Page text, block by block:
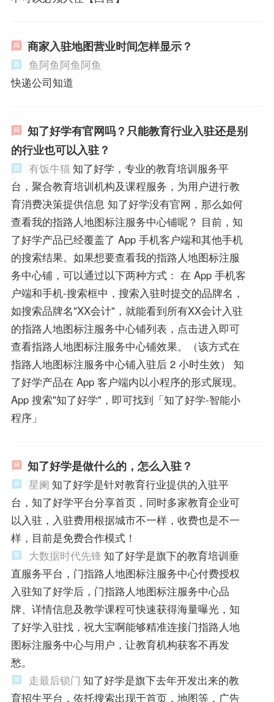
商家入驻地图营业时间怎样显示？
鱼阿鱼阿鱼阿鱼
快递公司知道
知了好学有官网吗？只能教育行业入驻还是别
的行业也可以入驻？
有饭牛猫知了好学，专业的教育培训服务平
台，聚合教育培训机构及课程服务，为用户进行教
育消费决策提供信息 知了好学没有官网，那么如何
查看我的指路人地图标注服务中心铺呢？ 目前，知
了好学产品已经覆盖了 App 手机客户端和其他手机
的搜索结果。如果想要查看我的指路人地图标注服
务中心铺，可以通过以下两种方式： 在 App 手机客
户端和手机-搜索框中，搜索入驻时提交的品牌名，
如搜索品牌名"XX会计"，就能看到所有XX会计入驻
的指路人地图标注服务中心铺列表，点击进入即可
查看指路人地图标注服务中心铺效果。（该方式在
指路人地图标注服务中心铺入驻后 2 小时生效） 知
了好学产品在 App 客户端内以小程序的形式展现。
App 搜索"知了好学"，即可找到「知了好学-智能小
程序」
知了好学是做什么的，怎么入驻？
星阑 知了好学是针对教育行业提供的入驻平
台，知了好学平台分享首页，同时多家教育企业可
以入驻，入驻费用根据城市不一样，收费也是不一
样，目前是免费合作模式！
大数据时代先锋 知了好学是旗下的教育培训垂
直服务平台，门指路人地图标注服务中心付费授权
入驻知了好学后，门指路人地图标注服务中心品
牌、详情信息及教学课程可快速获得海量曝光，知
了好学入驻找，祝大宝啊能够精准连接门指路人地
图标注服务中心与用户，让教育机构获客不再发
愁。
走最后锁门 知了好学是旗下去年开发出来的教
育招生平台，依托搜索出现于首页，地图等，广告